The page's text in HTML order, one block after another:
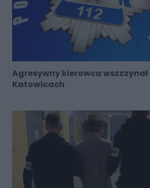
Agresywny kierowca
Katowicach